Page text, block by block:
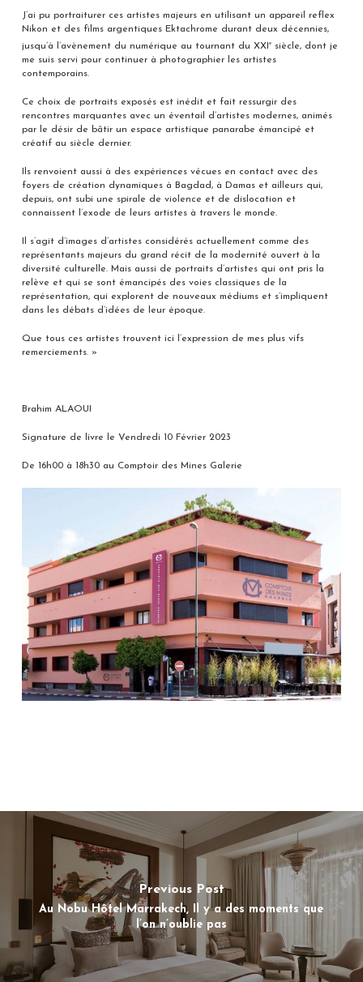
J’ai pu portraiturer ces artistes majeurs en utilisant un appareil reflex
Nikon et des films argentiques Ektachrome durant deux décennies,
jusqu’à l’avènement du numérique au tournant du XXI esiècle, dont je
me suis servi pour continuer à photographier les artistes
contemporains.
Ce choix de portraits exposés est inédit et fait ressurgir des
rencontres marquantes avec un éventail d’artistes modernes, animés
par le désir de bâtir un espace artistique panarabe émancipé et
créatif au siècle dernier.
Ils renvoient aussi à des expériences vécues en contact avec des
foyers de création dynamiques à Bagdad, à Damas et ailleurs qui,
depuis, ont subi une spirale de violence et de dislocation et
connaissent l’exode de leurs artistes à travers le monde.
Il s’agit d’images d’artistes considérés actuellement comme des
représentants majeurs du grand récit de la modernité ouvert à la
diversité culturelle. Mais aussi de portraits d’artistes qui ont pris la
relève et qui se sont émancipés des voies classiques de la
représentation, qui explorent de nouveaux médiums et s’impliquent
dans les débats d’idées de leur époque.
Que tous ces artistes trouvent ici l’expression de mes plus vifs
remerciements. »
Brahim ALAOUI
Signature de livre le Vendredi 10 Février 2023
De 16h00 à 18h30 au Comptoir des Mines Galerie
Previous Post
Au Nobu Hôtel Marrakech, Il y a des moments que
l’on n’oublie pas